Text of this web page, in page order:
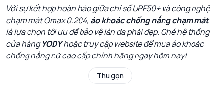
Với sự kết hợp hoàn hảo giữa chỉ số UPF50+ và công nghệ
chạm mát Qmax 0.204, áo khoác chống nắng chạm mát
là lựa chọn tối ưu để bảo vệ làn da phái đẹp. Ghé hệ thống
cửa hàngYODYhoặc truy cập website để mua áo khoác
chống nắng nữ cao cấp chính hãng ngay hôm nay!
Thu gọn